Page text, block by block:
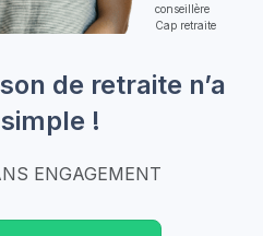
conseillère
Cap retraite
de retraite n’a
!
ENGAGEMENT